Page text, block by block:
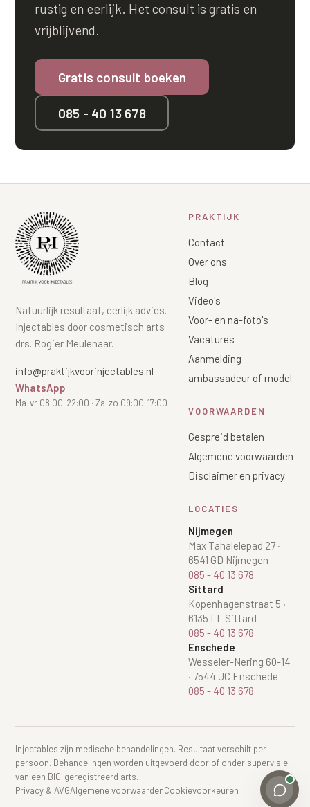
rustig en eerlijk. Het consult is gratis en
vrijblijvend.
Gratis consult boeken
085 - 40 13 678
Natuurlijk resultaat, eerlijk advies.
Injectables door cosmetisch arts
drs. Rogier Meulenaar.
info@praktijkvoorinjectables.nl
WhatsApp
Ma-vr 08:00-22:00 · Za-zo 09:00-17:00
PRAKTIJK
Contact
Over ons
Blog
Video's
Voor- en na-foto's
Vacatures
Aanmelding
ambassadeur of model
VOORWAARDEN
Gespreid betalen
Algemene voorwaarden
Disclaimer en privacy
LOCATIES
Nijmegen
Max Tahalelepad 27·
6541 GD Nijmegen
085 - 40 13 678
Sittard
Kopenhagenstraat 5 ·
6135 LL Sittard
085 - 40 13 678
Enschede
Wesseler-Nering 60-14
· 7544 JC Enschede
085 - 40 13 678
Injectables zijn medische behandelingen. Resultaat verschilt per
persoon. Behandelingen worden uitgevoerd door of onder supervisie
van een BIG-geregistreerd arts.
Privacy & AVGAlgemene voorwaardenCookievoorkeuren